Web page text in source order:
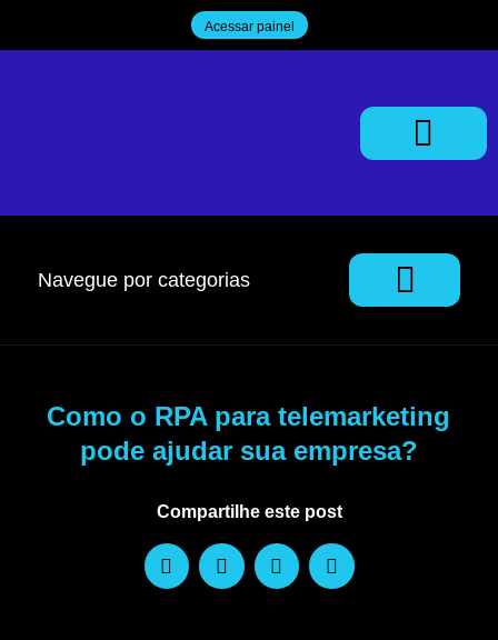
Acessar painel
Navegue por categorias
Como o RPA para telemarketing
pode ajudar sua empresa?
Compartilhe este post